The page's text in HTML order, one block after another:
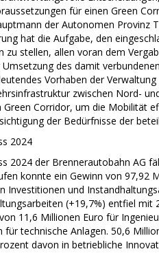
für einen Green
der Autonomen Provinz
hat die Aufgabe, den
zu stellen, allen voran dem
Umsetzung des damit
Vorhaben der
zwischen Nord-
Corridor, um die Mobilität
der Bedürfnisse der
2024
2024 der Brennerautobahn AG
konnte ein Gewinn von 97,92
Investitionen und
(+19,7%) entfiel
11,6 Millionen Euro für
technische Anlagen. 50,6
davon in betriebliche